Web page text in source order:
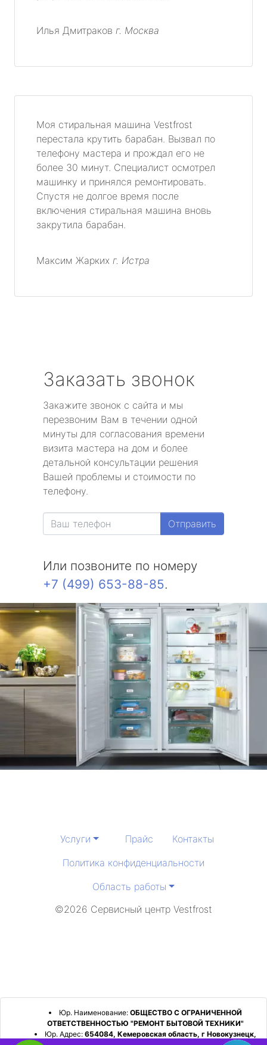
Илья Дмитраков г. Москва
Моя стиральная машина Vestfrost
перестала крутить барабан. Вызвал по
телефону мастера и прождал его не
более 30 минут. Специалист осмотрел
машинку и принялся ремонтировать.
Спустя не долгое время после
включения стиральная машина вновь
закрутила барабан.
Максим Жарких г. Истра
Заказать звонок
Закажите звонок с сайта и мы
перезвоним Вам в течении одной
минуты для согласования времени
визита мастера на дом и более
детальной консультации решения
Вашей проблемы и стоимости по
телефону.
Отправить
Или позвоните по номеру
+7 (499) 653-88-85.
Услуги Прайс
Контакты
Политика конфиденциальности
Область работы
©2026 Сервисный центр Vestfrost
Юр. Наименование: ОБЩЕСТВО С ОГРАНИЧЕННОЙ
ОТВЕТСТВЕННОСТЬЮ "РЕМОНТ БЫТОВОЙ ТЕХНИКИ"
Юр. Адрес: 654084, Кемеровская область, г Новокузнецк,